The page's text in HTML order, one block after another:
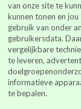
Ronalds Italië
(Ronalds Italië
Walderstraat 26
7241 BJ Lochem
0852 735 753
van onze site te
kunnen tonen en
gebruik van onder
gebruikersdata.
vergelijkbare
te leveren,
informatieve
te bepalen.